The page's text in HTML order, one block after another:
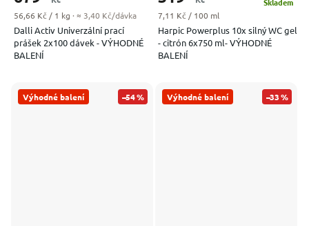
Dalli Activ Univerzální prací
prášek 2x100 dávek - VÝHODNÉ
BALENÍ
Měrná cena:
56,66 Kč / 1 kg · ≈ 3,40 Kč/dávka
Harpic Powerplus 10x silný WC gel
- citrón 6x750 ml- VÝHODNÉ
BALENÍ
Měrná cena:
7,11 Kč / 100 ml
Výhodné balení –54 % Výhodné balení –33 %